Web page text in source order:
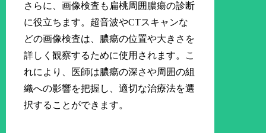
さらに、画像検査も扁桃周囲膿瘍の診断
に役立ちます。超音波やCTスキャンな
どの画像検査は、膿瘍の位置や大きさを
詳しく観察するために使用されます。こ
れにより、医師は膿瘍の深さや周囲の組
織への影響を把握し、適切な治療法を選
択することができます。